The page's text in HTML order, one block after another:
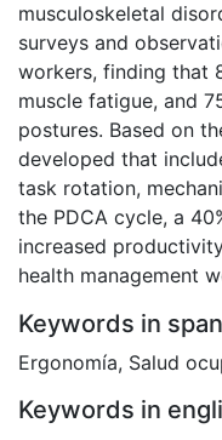
musculoskeletal
surveys and
workers, finding that
muscle fatigue, and
postures. Based on
developed that
task rotation,
the PDCA cycle, a
increased
health management
Keywords in
Ergonomía, Salud
Keywords in